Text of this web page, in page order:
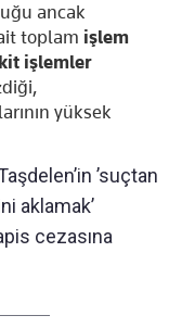
ancak
toplam işlem
işlemler
yüksek
’suçtan
aklamak’
cezasına